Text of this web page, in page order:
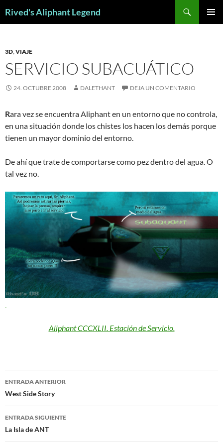
Rived's Aliphant Legend
3D,VIAJE
SERVICIO SUBACUÁTICO
24. OCTUBRE 2008 DALETHANT DEJA UN COMENTARIO
Rara vez se encuentra Aliphant en un entorno que no controla,
en una situación donde los chistes los hacen los demás porque
tienen un mayor dominio del entorno.
De ahí que trate de comportarse como pez dentro del agua. O
tal vez no.
Aliphant CCCXLII. Estación de Servicio.
Navegación
de
entradas
ENTRADA ANTERIOR
West Side Story
ENTRADA SIGUIENTE
La Isla de ANT